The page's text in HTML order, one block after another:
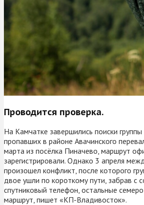
Проводится проверка.
На Камчатке завершились поиски группы
пропавших в районе Авачинского
марта из посёлка Пиначево, маршрут
зарегистрировали. Однако 3 апреля
произошел конфликт, после которого
двое ушли по короткому пути, забрав с
спутниковый телефон, остальные
маршрут, пишет «КП-Владивосток».